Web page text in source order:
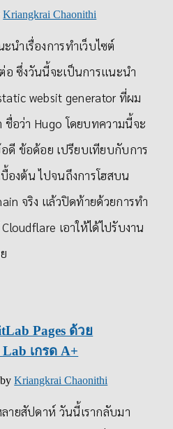
Kriangkrai Chaonithi
ำเรื่องการทำเว็บไซต์​
อ ซึ่งวันนี้จะเป็นการแนะนำ
websit generator ที่ผม
ชื่อว่า Hugo โดยบทความนี้จะ
ดี ข้อด้อย เปรียบเทียบ​กับการ
บื้องต้น ไปจนถึงการโฮสบน
จริง แล้วปิดท้ายด้วยการทำ
เอาให้ได้ไปรับงาน
Pages ด้วย
เกรด A+
byKriangkrai Chaonithi
ายสัปดาห์​ วันนี้เรากลับมา